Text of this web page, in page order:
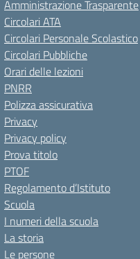
Amministrazione Trasparente
Circolari ATA
Circolari Personale Scolastico
Circolari Pubbliche
Orari delle lezioni
PNRR
Polizza assicurativa
Privacy
Privacy policy
Prova titolo
PTOF
Regolamento d’Istituto
Scuola
I numeri della scuola
La storia
Le persone